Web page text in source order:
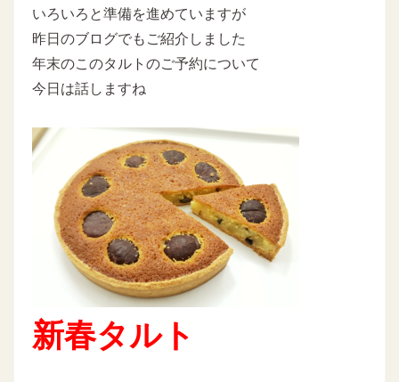
いろいろと準備を進めていますが
昨日のブログでもご紹介しました
年末のこのタルトのご予約について
今日は話しますね
新春タルト